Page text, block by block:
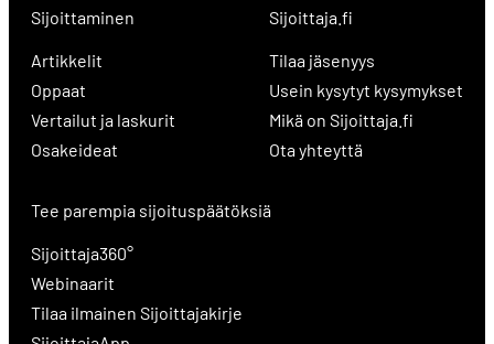
Sijoittaminen
Artikkelit
Oppaat
Vertailut ja laskurit
Osakeideat
Sijoittaja.fi
Tilaa jäsenyys
Usein kysytyt kysymykset
Mikä on Sijoittaja.fi
Ota yhteyttä
Tee parempia sijoituspäätöksiä
Sijoittaja360°
Webinaarit
Tilaa ilmainen Sijoittajakirje